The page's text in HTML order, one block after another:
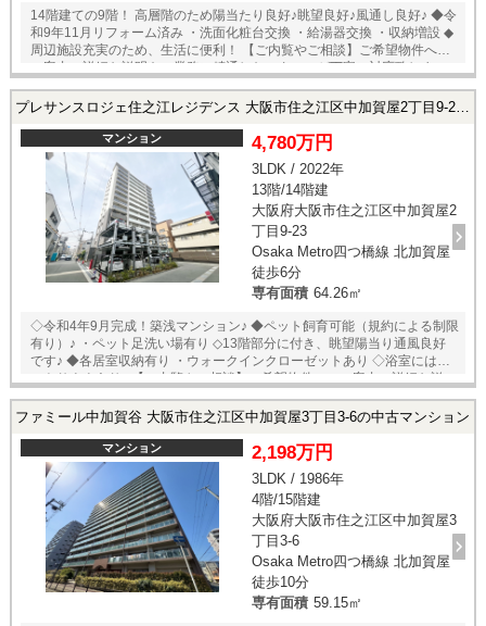
14階建ての9階！ 高層階のため陽当たり良好♪眺望良好♪風通し良好♪ ◆令
和9年11月リフォーム済み ・洗面化粧台交換 ・給湯器交換 ・収納増設 ◆
周辺施設充実のため、生活に便利！ 【ご内覧やご相談】ご希望物件への
ご案内・詳細な説明を、業務に精通したスタッフが丁寧に対応致しま
送迎も可能です♪
プレサンスロジェ住之江レジデンス 大阪市住之江区中加賀屋2丁目9-23の中古マンション
マンション 4,780万円
3LDK / 2022年
13階/14階建
大阪府大阪市住之江区中加賀屋2
丁目9-23
Osaka Metro四つ橋線 北加賀屋
徒歩6分
専有面積 64.26㎡
◇令和4年9月完成！築浅マンション♪ ◆ペット飼育可能（規約による制限
有り）♪ ・ペット足洗い場有り ◇13階部分に付き、眺望陽当り通風良好
です♪ ◆各居室収納有り ・ウォークインクローゼットあり ◇浴室にはミ
ストサウナあり♪ 【ご内覧やご相談】ご希望物件へのご案内・詳細な説
くてもご希望の場所でお待ち合わせや、ご自宅への送迎も可能です♪
ファミール中加賀谷 大阪市住之江区中加賀屋3丁目3-6の中古マンション
マンション 2,198万円
3LDK / 1986年
4階/15階建
大阪府大阪市住之江区中加賀屋3
丁目3-6
Osaka Metro四つ橋線 北加賀屋
徒歩10分
専有面積 59.15㎡